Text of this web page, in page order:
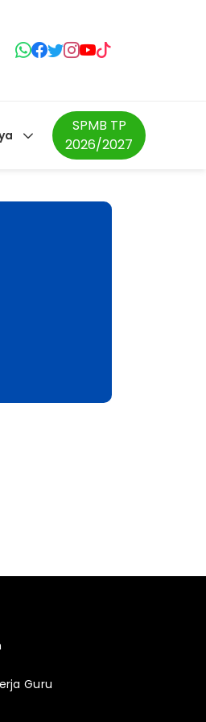
SPMB TP
2026/2027
Guru